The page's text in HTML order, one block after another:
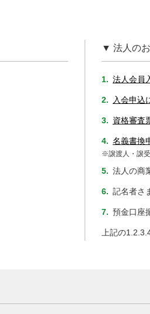
▼ 法人の
1. 法人会員
2. 入会申込
3. 資格審査
4. 名義書換
※譲渡人・譲受
5. 法人の商
6. 記名者さ
7. 預金口座
上記の